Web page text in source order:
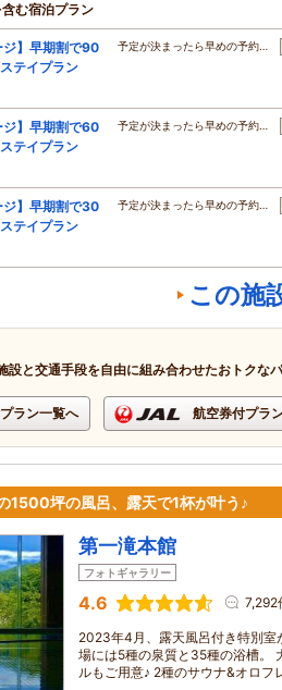
含む宿泊プラン
ジ】早期割で90
テイプラン
予定が決まったら早めの予約…
ジ】早期割で60
テイプラン
予定が決まったら早めの予約…
ジ】早期割で30
テイプラン
予定が決まったら早めの予約…
この施
設と交通手段を自由に組み合わせたおトクな
ラン一覧へ 航空券付プラ
1500坪の風呂、露天で1杯が叶う♪
第一滝本館
フォトギャラリー
4.6 7,292
2023年4月、露天風呂付き特別
場には5種の泉質と35種の浴槽。
ルもご用意♪ 2種のサウナ&オロ